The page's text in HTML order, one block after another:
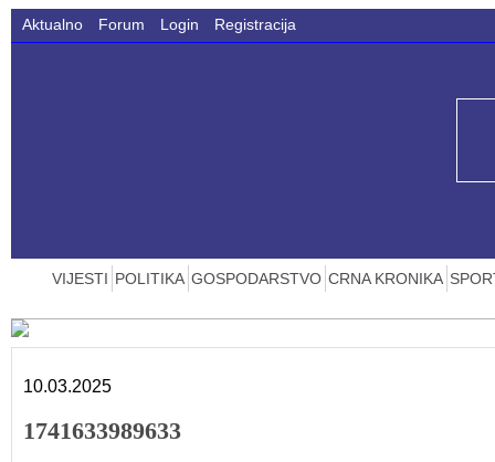
Aktualno Forum Login Registracija
VIJESTI POLITIKA GOSPODARSTVO CRNA KRONIKA
10.03.2025
1741633989633